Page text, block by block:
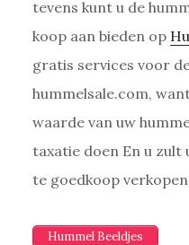
tevens kunt u de
koop aan bieden op
gratis services voor
hummelsale.com,
waarde van uw
taxatie doen En u zult
te goedkoop
Hummel Beeldjes